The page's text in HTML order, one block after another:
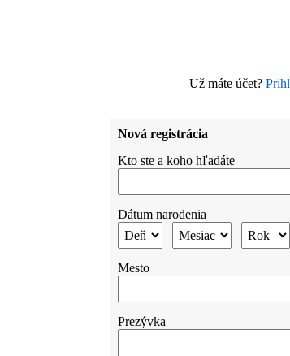
Už máte účet?
Nová registrácia
Kto ste a koho hľadáte
Dátum narodenia
Mesto
Prezývka